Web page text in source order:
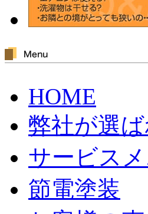
HOME
弊社が選
サービス
節電塗装